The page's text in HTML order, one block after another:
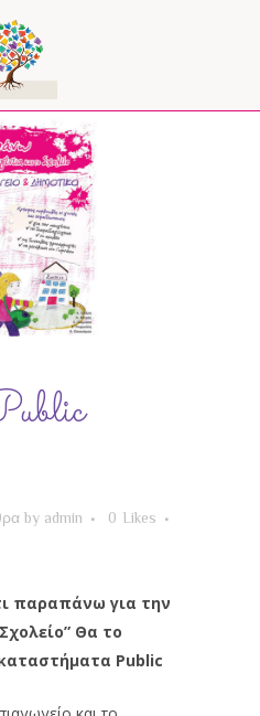
by admin 0 Likes
παραπάνω για την
Θα το
Public